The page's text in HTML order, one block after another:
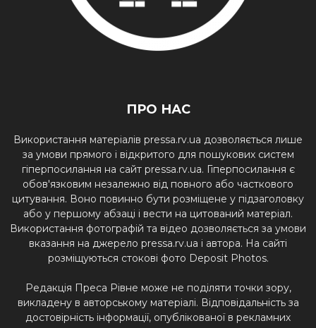
ПРО НАС
Використання матеріалів pressa.rv.ua дозволяється лише
за умови прямого і відкритого для пошукових систем
гіперпосилання на сайт pressa.rv.ua. Гіперпосилання є
обов'язковим незалежно від повного або часткового
цитування. Воно повинно бути розміщене у підзаголовку
або у першому абзаці і вести на цитований матеріал.
Використання фотографій та відео дозволяється за умови
вказання на джерело pressa.rv.ua і автора. На сайті
розміщуються стокові фото Deposit Photos.
Редакція Преса Рівне може не поділяти точки зору,
викладену в авторському матеріалі. Відповідальність за
достовірність інформації, опублікованої в рекламних